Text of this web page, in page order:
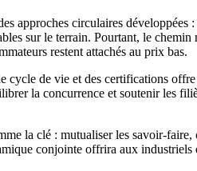
approches circulaires
sur le terrain. Pourtant, le
restent attachés au prix bas.
cycle de vie et des certifications
la concurrence et soutenir les
la clé : mutualiser les
conjointe offrira aux